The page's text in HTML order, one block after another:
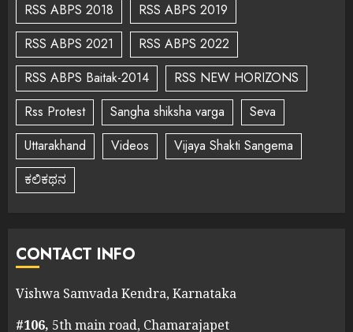
RSS ABPS 2018
RSS ABPS 2019
RSS ABPS 2021
RSS ABPS 2022
RSS ABPS Baitak-2014
RSS NEW HORIZONS
Rss Protest
Sangha shiksha varga
Seva
Uttarakhand
Videos
Vijaya Shakti Sangema
ಕಲಿಕಥನ
CONTACT INFO
Vishwa Samvada Kendra, Karnataka
#106, 5th main road, Chamarajapet